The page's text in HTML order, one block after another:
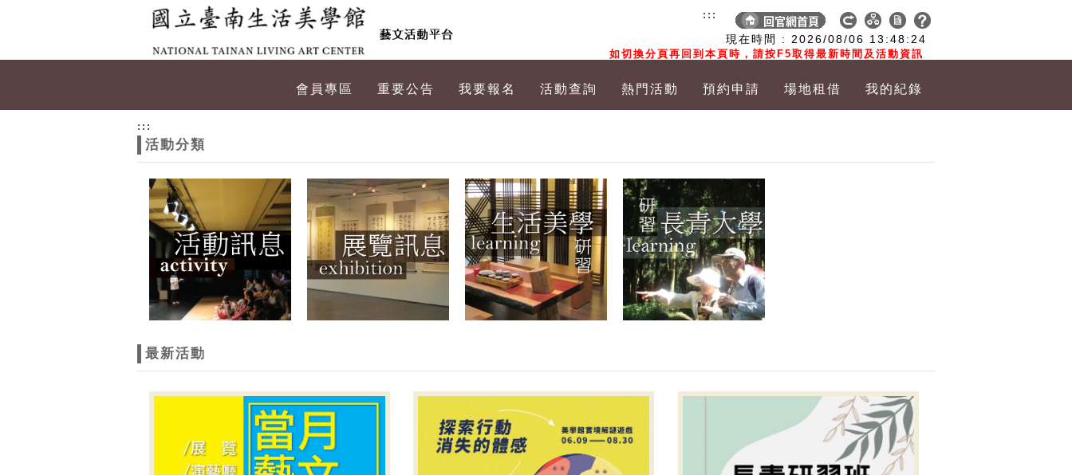
現在時間 : 2026/08/06 13:48:25
如切換分頁再回到本頁時，請按F5取得最新時間及活動資訊
:::
會員專區 重要公告 我要報名 活動查詢 熱門活動 預約申請 場地租借 我的紀錄
:::
活動分類
最新活動